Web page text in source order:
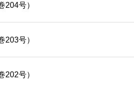
号）
号）
号）